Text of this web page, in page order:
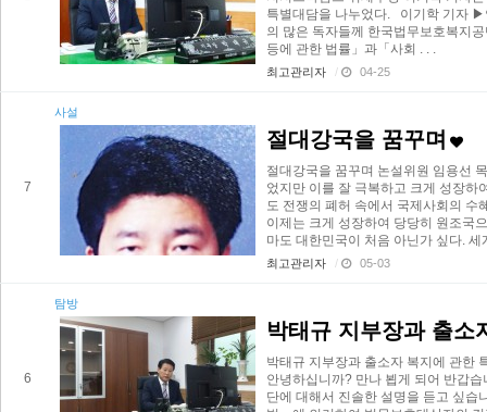
특별대담을 나누었다. 이기학 기자 ▶
의 많은 독자들께 한국법무보호복지
등에 관한 법률」과「사회 . . .
최고관리자 / 04-25
7
사설
절대강국을 꿈꾸며
절대강국을 꿈꾸며 논설위원 임용선
었지만 이를 잘 극복하고 크게 성장하
도 전쟁의 폐허 속에서 국제사회의 수
이제는 크게 성장하여 당당히 원조국
마도 대한민국이 처음 아닌가 싶다. 세
최고관리자 / 05-03
6
탐방
박태규 지부장과 출소
박태규 지부장과 출소자 복지에 관
안녕하십니까? 만나 뵙게 되어 반갑
단에 대해서 진솔한 설명을 듣고 싶